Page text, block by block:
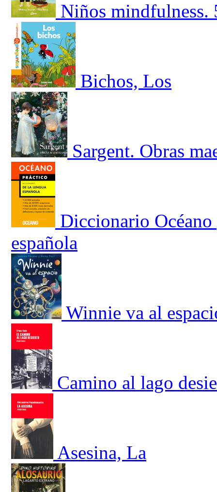
Niños mindfulness.
Bichos, Los
Sargent. Obras
Diccionario
española
Winnie va al
Camino al lago
Asesina, La